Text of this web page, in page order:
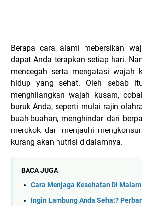
Berapa cara alami mebersikan
dapat Anda terapkan setiap hari.
mencegah serta mengatasi wajah
hidup yang sehat. Oleh sebab
menghilangkan wajah kusam,
buruk Anda, seperti mulai rajin
buah-buahan, menghindar dari
merokok dan menjauhi
kurang akan nutrisi didalamnya.
BACA JUGA
Cara Menjaga Kesehatan Di
Ingin Lambung Anda Sehat?